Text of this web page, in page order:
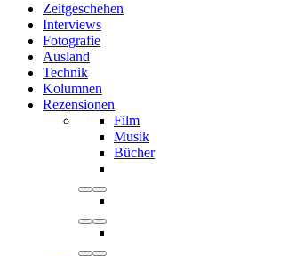
Zeitgeschehen
Interviews
Fotografie
Ausland
Technik
Kolumnen
Rezensionen
Film
Musik
Bücher